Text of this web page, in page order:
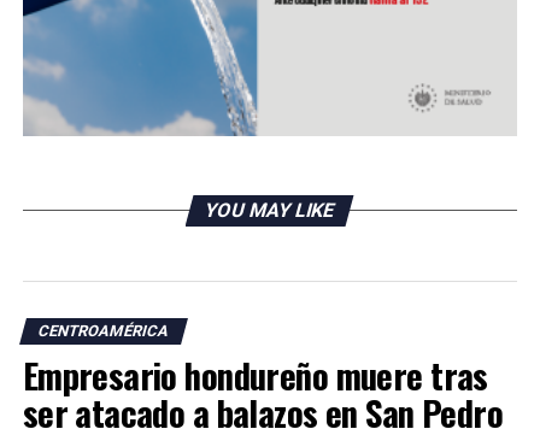
YOU MAY LIKE
CENTROAMÉRICA
Empresario hondureño muere tras
ser atacado a balazos en San Pedro